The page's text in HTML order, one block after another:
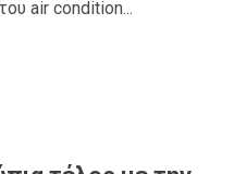
air condition...